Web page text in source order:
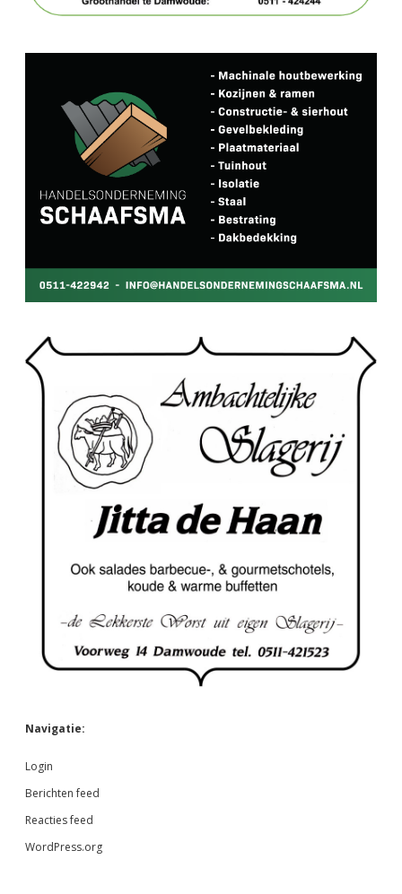
Navigatie:
Login
Berichten feed
Reacties feed
WordPress.org